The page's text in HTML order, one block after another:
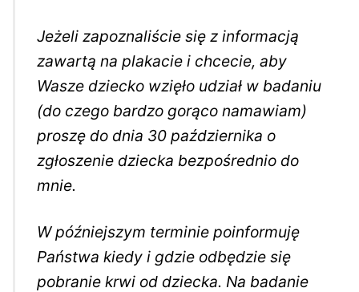
Jeżeli zapoznaliście się z informacją
zawartą na plakacie i chcecie, aby
Wasze dziecko wzięło udział w badaniu
(do czego bardzo gorąco namawiam)
proszę do dnia 30 października o
zgłoszenie dziecka bezpośrednio do
mnie.
W późniejszym terminie poinformuję
Państwa kiedy i gdzie odbędzie się
pobranie krwi od dziecka. Na badanie